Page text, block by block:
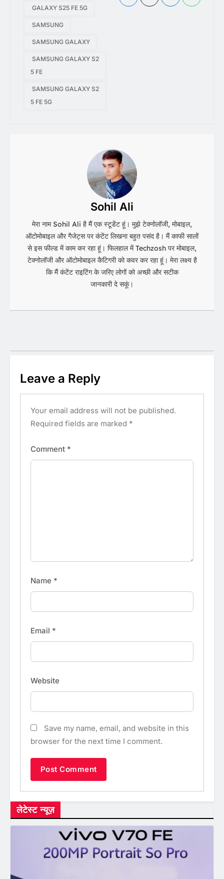
GALAXY S25 FE 5G
SAMSUNG
SAMSUNG GALAXY
SAMSUNG GALAXY S2
5 FE
SAMSUNG GALAXY S2
5 FE 5G
Sohil Ali
मेरा नाम Sohil Ali है मैं एक स्टूडेंट हूं। मुझे टेक्नोलॉजी, मोबाइल,
ऑटोमोबाइल और गैजेट्स पर कंटेंट लिखना बहुत पसंद है। मैं काफी सालों
से इस फील्ड में काम कर रहा हूं। फिलहाल में Techzosh पर मोबाइल,
टेक्नोलॉजी और ऑटोमोबाइल कैटिगरी को कवर कर रहा हूं। मेरा लक्ष्य है
कि मैं कंटेंट राइटिंग के जरिए लोगों को अच्छी और सटीक
जानकारी दे सकूं।
Leave a Reply
Your email address will not be published.
Required fields are marked *
Comment *
Name *
Email *
Website
Save my name, email, and website in this
browser for the next time I comment.
लेटेस्ट न्यूज़